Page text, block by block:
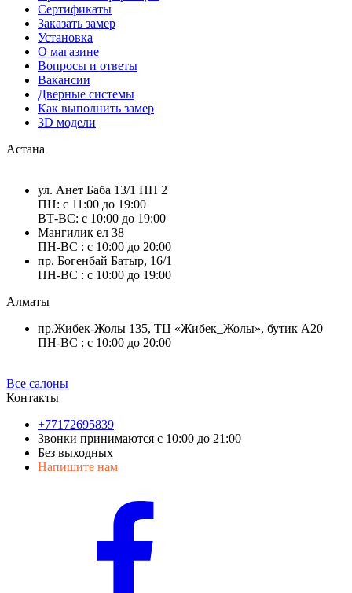
Сертификаты
Заказать замер
Установка
О магазине
Вопросы и ответы
Вакансии
Дверные системы
Как выполнить замер
3D модели
Астана
ул. Анет Баба 13/1 НП 2
ПН: с 11:00 до 19:00
ВТ-ВС: с 10:00 до 19:00
Мангилик ел 38
ПН-ВС : с 10:00 до 20:00
пр. Богенбай Батыр, 16/1
ПН-ВС : с 10:00 до 19:00
Алматы
пр.Жибек-Жолы 135, ТЦ «Жибек_Жолы», бутик А20
ПН-ВС : с 10:00 до 20:00
Все салоны
Контакты
+77172695839
Звонки принимаются с 10:00 до 21:00
Без выходных
Напишите нам